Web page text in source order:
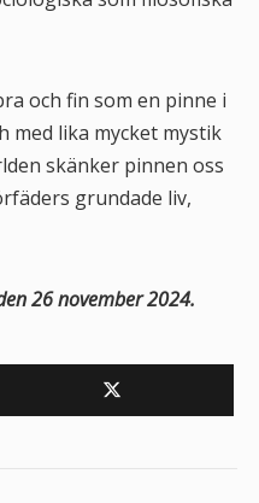
och fin som en pinne i
med lika mycket mystik
skänker pinnen oss
grundade liv,
26 november 2024.